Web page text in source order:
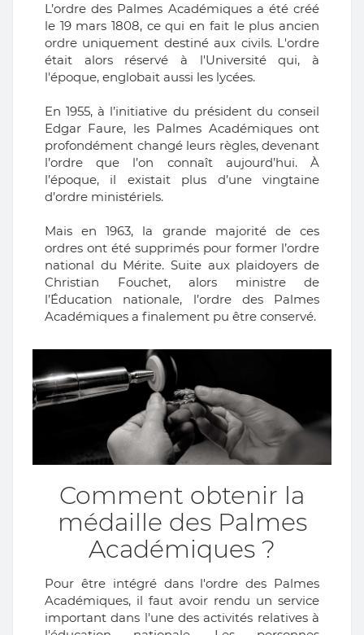
L’ordre des Palmes Académiques a été créé
le 19 mars 1808, ce qui en fait le plus ancien
ordre uniquement destiné aux civils. L'ordre
était alors réservé à l'Université qui, à
l'époque, englobait aussi les lycées.
En 1955, à l’initiative du président du conseil
Edgar Faure, les Palmes Académiques ont
profondément changé leurs règles, devenant
l’ordre que l’on connaît aujourd’hui. À
l’époque, il existait plus d’une vingtaine
d’ordre ministériels.
Mais en 1963, la grande majorité de ces
ordres ont été supprimés pour former l’ordre
national du Mérite. Suite aux plaidoyers de
Christian Fouchet, alors ministre de
l’Éducation nationale, l’ordre des Palmes
Académiques a finalement pu être conservé.
Comment obtenir la
médaille des Palmes
Académiques ?
Pour être intégré dans l'ordre des Palmes
Académiques, il faut avoir rendu un service
important dans l'une des activités relatives à